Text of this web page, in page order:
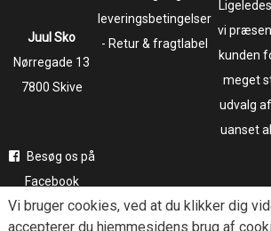
Juul Sko
​​​​​​​Nørregade 13
7800 Skive
Besøg os på
Facebook
Følg os på
leveringsbetingelser
- Retur & fragtlabel
vi
kunden
meget
udvalg
uanset
Vi bruger cookies, ved at du klikker dig
accepterer du hjemmesidens brug af